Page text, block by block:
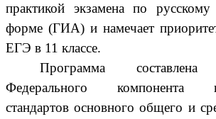
практикой экзамена по
форме (ГИА) и намечает
ЕГЭ в 11 классе.
Программа
Федерального компонента
стандартов основного общего и